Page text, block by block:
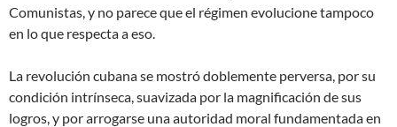
Comunistas, y no parece que el régimen evolucione tampoco
en lo que respecta a eso.
La revolución cubana se mostró doblemente perversa, por su
condición intrínseca, suavizada por la magnificación de sus
logros, y por arrogarse una autoridad moral fundamentada en